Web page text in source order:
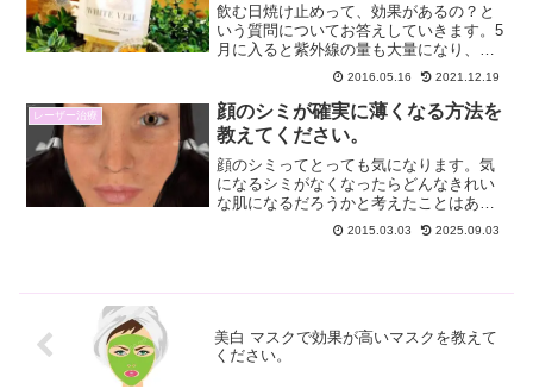
飲む日焼け止めって、効果があるの？と
いう質問についてお答えしていきます。5
月に入ると紫外線の量も大量になり、外
に出るときは日焼け止めが手放せなくな
ります。ジェルタイプのものなど肌に負
担がかからないものなどが増えてきまし
たが、日焼け止めで大変...
2016.05.16 2021.12.19
レーザー治療
顔のシミが確実に薄くなる方法を
教えてください。
顔のシミってとっても気になります。気
になるシミがなくなったらどんなきれい
な肌になるだろうかと考えたことはあり
ますか？でも、シミってなかなか薄くな
らないのよね～～という方も多いと思い
2015.03.03 2025.09.03
美白 マスクで効果が高いマスクを教えて
ください。